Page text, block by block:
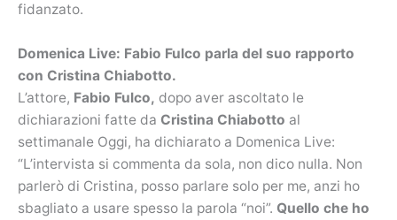
fidanzato.
Domenica Live: Fabio Fulco parla del suo rapporto
con Cristina Chiabotto.
L’attore, Fabio Fulco, dopo aver ascoltato le
dichiarazioni fatte da Cristina Chiabotto al
settimanale Oggi, ha dichiarato a Domenica Live:
“L’intervista si commenta da sola, non dico nulla. Non
parlerò di Cristina, posso parlare solo per me, anzi ho
sbagliato a usare spesso la parola “noi”. Quello che ho